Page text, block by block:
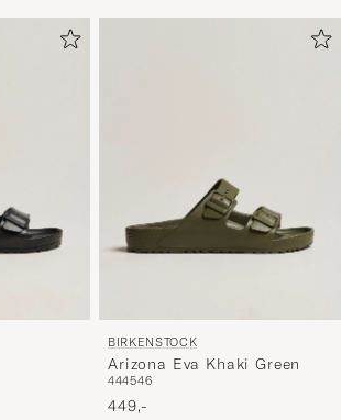
BIRKENSTOCK
Arizona Eva Khaki Green
444546
449,-